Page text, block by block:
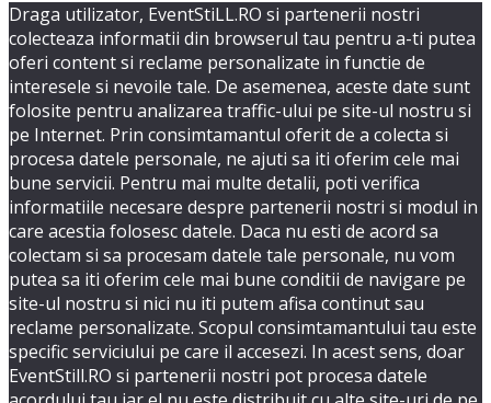
Draga utilizator, EventStiLL.RO si partenerii nostri
colecteaza informatii din browserul tau pentru a-ti putea
oferi content si reclame personalizate in functie de
interesele si nevoile tale. De asemenea, aceste date sunt
folosite pentru analizarea traffic-ului pe site-ul nostru si
pe Internet. Prin consimtamantul oferit de a colecta si
procesa datele personale, ne ajuti sa iti oferim cele mai
bune servicii. Pentru mai multe detalii, poti verifica
informatiile necesare despre partenerii nostri si modul in
care acestia folosesc datele. Daca nu esti de acord sa
colectam si sa procesam datele tale personale, nu vom
putea sa iti oferim cele mai bune conditii de navigare pe
site-ul nostru si nici nu iti putem afisa continut sau
reclame personalizate. Scopul consimtamantului tau este
specific serviciului pe care il accesezi. In acest sens, doar
EventStill.RO si partenerii nostri pot procesa datele